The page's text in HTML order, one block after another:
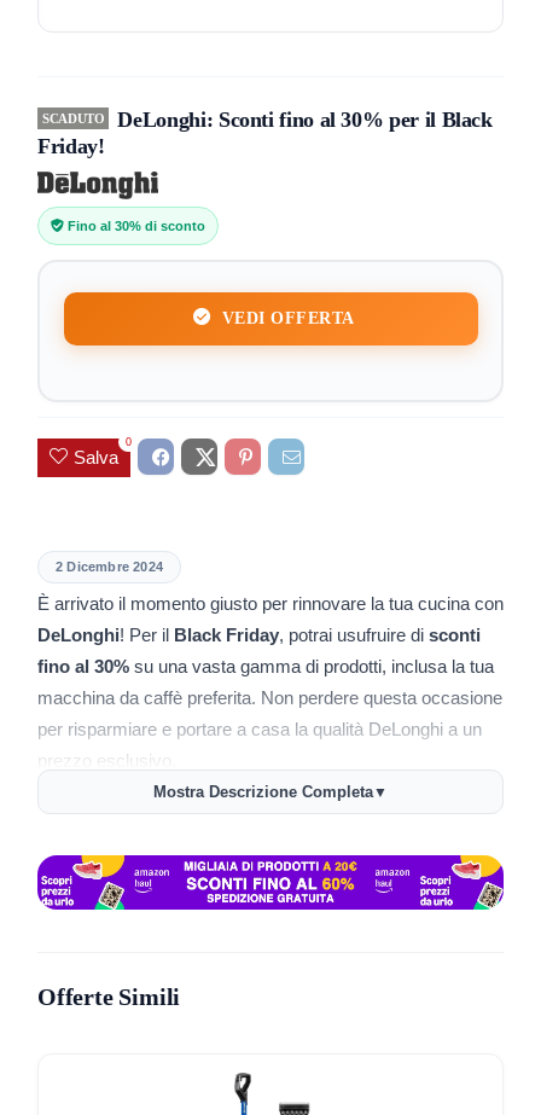
SCADUTO
DeLonghi: Sconti fino al 30% per il Black
Friday!
Fino al 30% di sconto
VEDI OFFERTA
Salva
0
2 Dicembre 2024
È arrivato il momento giusto per rinnovare la tua cucina con
DeLonghi! Per il Black Friday, potrai usufruire di sconti
fino al 30% su una vasta gamma di prodotti, inclusa la tua
macchina da caffè preferita. Non perdere questa occasione
per risparmiare e portare a casa la qualità DeLonghi a un
prezzo esclusivo.
Quali prodotti sono in promozione?
Macchine da caffè: trova la macchina perfetta per il tuo
caffè mattutino, con modelli pensati per soddisfare ogni
palato.
direttamente a casa tua con prodotti di alta qualità.
Perché scegliere DeLonghi?
Mostra Descrizione Completa▼
Offerte Simili